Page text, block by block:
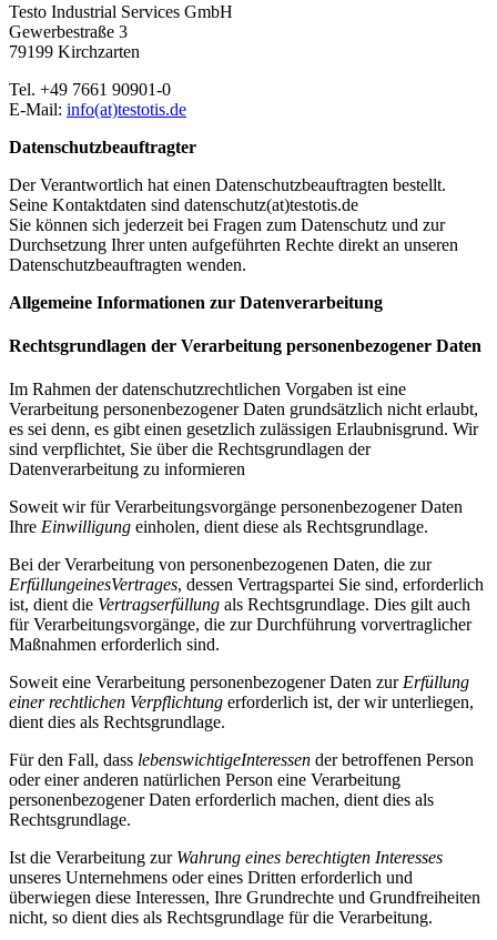
Testo Industrial Services GmbH
Gewerbestraße 3
79199 Kirchzarten
Tel. +49 7661 90901-0
E-Mail: info(at)testotis.de
Datenschutzbeauftragter
Der Verantwortlich hat einen Datenschutzbeauftragten bestellt.
Seine Kontaktdaten sind datenschutz(at)testotis.de
Sie können sich jederzeit bei Fragen zum Datenschutz und zur
Durchsetzung Ihrer unten aufgeführten Rechte direkt an unseren
Datenschutzbeauftragten wenden.
Allgemeine Informationen zur Datenverarbeitung
Rechtsgrundlagen der Verarbeitung personenbezogener Daten
Im Rahmen der datenschutzrechtlichen Vorgaben ist eine
Verarbeitung personenbezogener Daten grundsätzlich nicht erlaubt,
es sei denn, es gibt einen gesetzlich zulässigen Erlaubnisgrund. Wir
sind verpflichtet, Sie über die Rechtsgrundlagen der
Datenverarbeitung zu informieren
Soweit wir für Verarbeitungsvorgänge personenbezogener Daten
Ihre Einwilligung einholen, dient diese als Rechtsgrundlage.
Bei der Verarbeitung von personenbezogenen Daten, die zur
ErfüllungeinesVertrages, dessen Vertragspartei Sie sind, erforderlich
ist, dient die Vertragserfüllung als Rechtsgrundlage. Dies gilt auch
für Verarbeitungsvorgänge, die zur Durchführung vorvertraglicher
Maßnahmen erforderlich sind.
Soweit eine Verarbeitung personenbezogener Daten zurErfüllung
einer rechtlichen Verpflichtung erforderlich ist, der wir unterliegen,
dient dies als Rechtsgrundlage.
Für den Fall, dass lebenswichtigeInteressen der betroffenen Person
oder einer anderen natürlichen Person eine Verarbeitung
personenbezogener Daten erforderlich machen, dient dies als
Rechtsgrundlage.
Ist die Verarbeitung zur Wahrung eines berechtigten Interesses
unseres Unternehmens oder eines Dritten erforderlich und
überwiegen diese Interessen, Ihre Grundrechte und Grundfreiheiten
nicht, so dient dies als Rechtsgrundlage für die Verarbeitung.